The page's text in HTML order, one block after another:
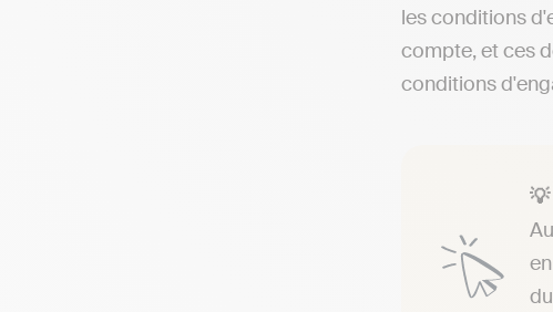
les conditions
compte, et ces
conditions